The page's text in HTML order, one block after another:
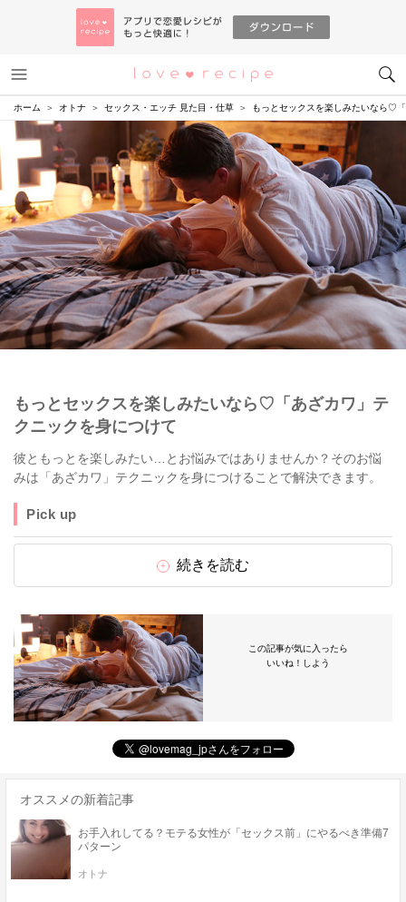
恋愛レシピ
ホーム オトナ セックス・エッチ 見た目・仕草 もっとセックスを楽しみたいなら♡
もっとセックスを楽しみたいなら♡「あざカワ」テ
クニックを身につけて
彼ともっとを楽しみたい…とお悩みではありませんか？そのお悩
みは「あざカワ」テクニックを身につけることで解決できます。
Pick up
続きを読む
この記事が気に入ったら
いいね！しよう
オススメの新着記事
お手入れしてる？モテる女性が「セックス前」にやるべき準備7
パターン
オトナ